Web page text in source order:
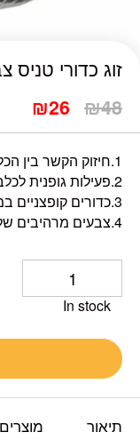
זוג כדורי טניס
₪48
₪26
1.חיזוק הקשר בין הכלב לבעליו.
2.פעילות גופנית לכלב בשילוב משחק מהנה.
3.כדורים קופצניים במיוחד להארכת המרדף.
4.צבעים מרהיבים של ירוק וכתום.
In stock
תיאור